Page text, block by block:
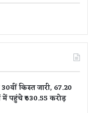
किस्त जारी, 67.20
पहुंचे ₹630.55 करोड़